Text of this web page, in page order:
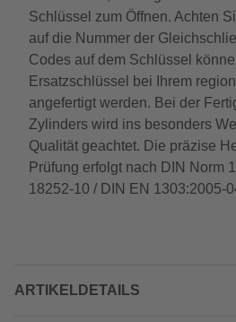
Schlüssel zum Öffnen. Achten
auf die Nummer der
Codes auf dem Schlüssel
Ersatzschlüssel bei Ihrem
angefertigt werden. Bei der
Zylinders wird ins besonders
Qualität geachtet. Die präzise
Prüfung erfolgt nach DIN Norm
18252-10 / DIN EN 1303:2005-
ARTIKELDETAILS